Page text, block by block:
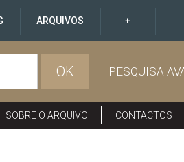
ARQUIVOS +
OK PESQUISA
SOBRE O ARQUIVO CONTACTOS